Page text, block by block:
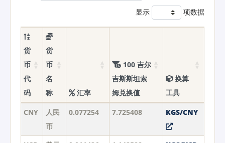
显示 项数据
货
币
代
码
货
币
名
称
汇率
100 吉尔
吉斯斯坦索
姆兑换值
换算
工具
CNY
人民
币
0.077254 7.725408 KGS/CNY